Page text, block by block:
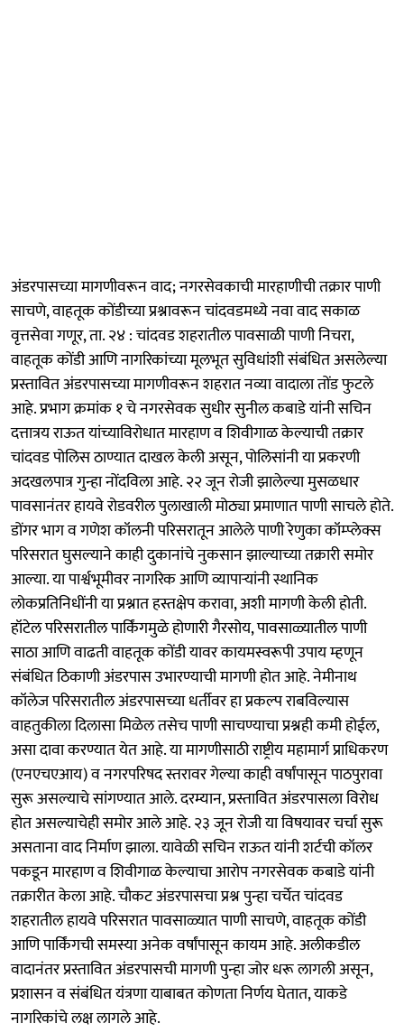
अंडरपासच्या मागणीवरून वाद; नगरसेवकाची मारहाणीची तक्रार पाणी
साचणे, वाहतूक कोंडीच्या प्रश्नावरून चांदवडमध्ये नवा वाद सकाळ
वृत्तसेवा गणूर, ता. २४ : चांदवड शहरातील पावसाळी पाणी निचरा,
वाहतूक कोंडी आणि नागरिकांच्या मूलभूत सुविधांशी संबंधित असलेल्या
प्रस्तावित अंडरपासच्या मागणीवरून शहरात नव्या वादाला तोंड फुटले
आहे. प्रभाग क्रमांक १ चे नगरसेवक सुधीर सुनील कबाडे यांनी सचिन
दत्तात्रय राऊत यांच्याविरोधात मारहाण व शिवीगाळ केल्याची तक्रार
चांदवड पोलिस ठाण्यात दाखल केली असून, पोलिसांनी या प्रकरणी
अदखलपात्र गुन्हा नोंदविला आहे. २२ जून रोजी झालेल्या मुसळधार
पावसानंतर हायवे रोडवरील पुलाखाली मोठ्या प्रमाणात पाणी साचले होते.
डोंगर भाग व गणेश कॉलनी परिसरातून आलेले पाणी रेणुका कॉम्प्लेक्स
परिसरात घुसल्याने काही दुकानांचे नुकसान झाल्याच्या तक्रारी समोर
आल्या. या पार्श्वभूमीवर नागरिक आणि व्यापाऱ्यांनी स्थानिक
लोकप्रतिनिधींनी या प्रश्नात हस्तक्षेप करावा, अशी मागणी केली होती.
हॉटेल परिसरातील पार्किंगमुळे होणारी गैरसोय, पावसाळ्यातील पाणी
साठा आणि वाढती वाहतूक कोंडी यावर कायमस्वरूपी उपाय म्हणून
संबंधित ठिकाणी अंडरपास उभारण्याची मागणी होत आहे. नेमीनाथ
कॉलेज परिसरातील अंडरपासच्या धर्तीवर हा प्रकल्प राबविल्यास
वाहतुकीला दिलासा मिळेल तसेच पाणी साचण्याचा प्रश्नही कमी होईल,
असा दावा करण्यात येत आहे. या मागणीसाठी राष्ट्रीय महामार्ग प्राधिकरण
(एनएचएआय) व नगरपरिषद स्तरावर गेल्या काही वर्षांपासून पाठपुरावा
सुरू असल्याचे सांगण्यात आले. दरम्यान, प्रस्तावित अंडरपासला विरोध
होत असल्याचेही समोर आले आहे. २३ जून रोजी या विषयावर चर्चा सुरू
असताना वाद निर्माण झाला. यावेळी सचिन राऊत यांनी शर्टची कॉलर
पकडून मारहाण व शिवीगाळ केल्याचा आरोप नगरसेवक कबाडे यांनी
तक्रारीत केला आहे. चौकट अंडरपासचा प्रश्न पुन्हा चर्चेत चांदवड
शहरातील हायवे परिसरात पावसाळ्यात पाणी साचणे, वाहतूक कोंडी
आणि पार्किंगची समस्या अनेक वर्षांपासून कायम आहे. अलीकडील
वादानंतर प्रस्तावित अंडरपासची मागणी पुन्हा जोर धरू लागली असून,
प्रशासन व संबंधित यंत्रणा याबाबत कोणता निर्णय घेतात, याकडे
नागरिकांचे लक्ष लागले आहे.